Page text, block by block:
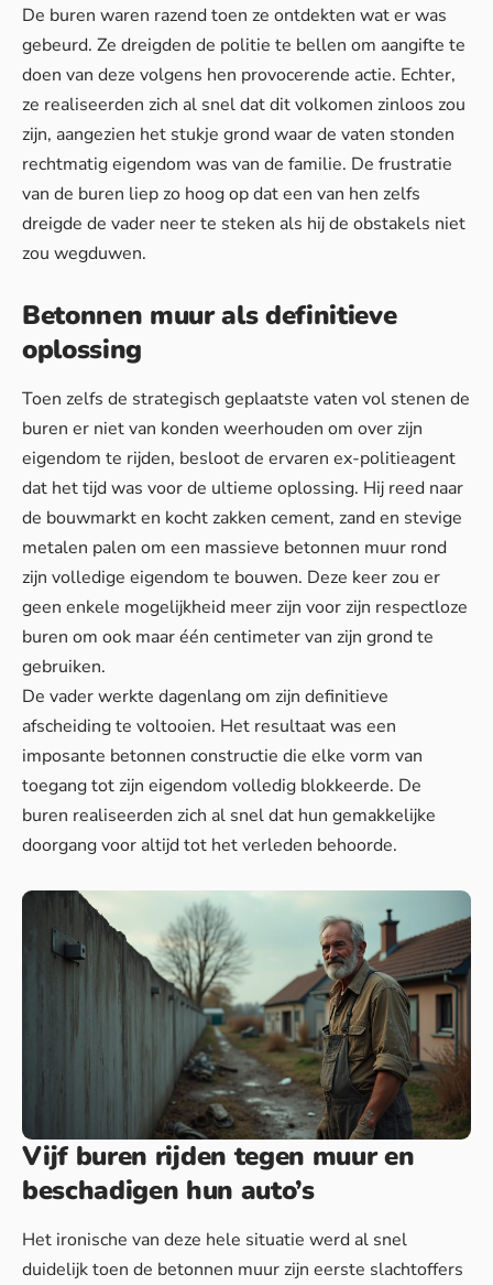
De buren waren razend toen ze ontdekten wat er was
gebeurd. Ze dreigden de politie te bellen om aangifte te
doen van deze volgens hen provocerende actie. Echter,
ze realiseerden zich al snel dat dit volkomen zinloos zou
zijn, aangezien het stukje grond waar de vaten stonden
rechtmatig eigendom was van de familie. De frustratie
van de buren liep zo hoog op dat een van hen zelfs
dreigde de vader neer te steken als hij de obstakels niet
zou wegduwen.
Betonnen muur als definitieve
oplossing
Toen zelfs de strategisch geplaatste vaten vol stenen de
buren er niet van konden weerhouden om over zijn
eigendom te rijden, besloot de ervaren ex-politieagent
dat het tijd was voor de ultieme oplossing. Hij reed naar
de bouwmarkt en kocht zakken cement, zand en stevige
metalen palen om een massieve betonnen muur rond
zijn volledige eigendom te bouwen. Deze keer zou er
geen enkele mogelijkheid meer zijn voor zijn respectloze
buren om ook maar één centimeter van zijn grond te
gebruiken.
De vader werkte dagenlang om zijn definitieve
afscheiding te voltooien. Het resultaat was een
imposante betonnen constructie die elke vorm van
toegang tot zijn eigendom volledig blokkeerde. De
buren realiseerden zich al snel dat hun gemakkelijke
doorgang voor altijd tot het verleden behoorde.
Vijf buren rijden tegen muur en
beschadigen hun auto’s
Het ironische van deze hele situatie werd al snel
duidelijk toen de betonnen muur zijn eerste slachtoffers